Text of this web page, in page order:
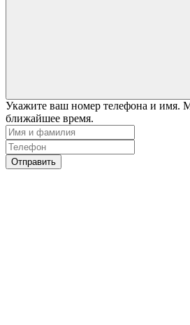
Укажите ваш номер телефона и имя.
ближайшее время.
Отправить